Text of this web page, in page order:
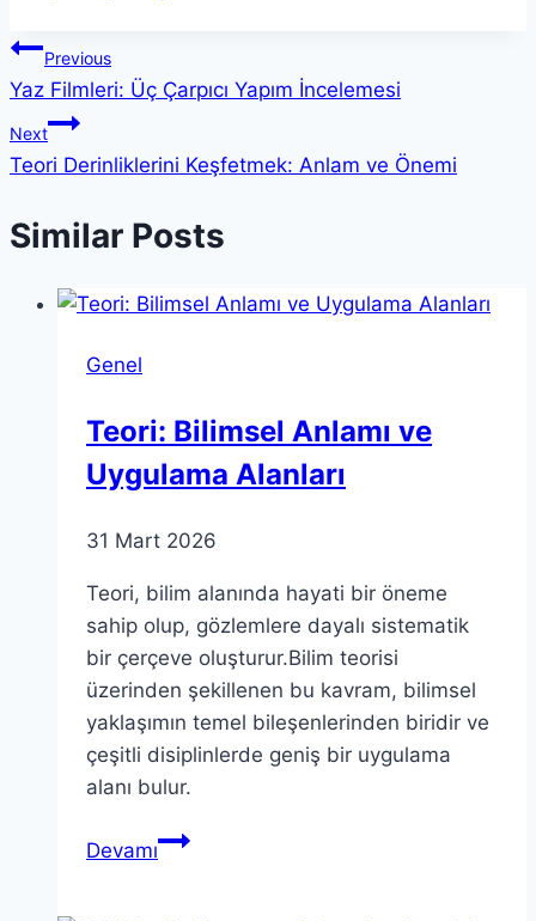
Yazı
gezinmesi
Previous
Yaz Filmleri: Üç Çarpıcı Yapım İncelemesi
Next
Teori Derinliklerini Keşfetmek: Anlam ve Önemi
Similar Posts
Genel
Teori: Bilimsel Anlamı ve
Uygulama Alanları
31 Mart 2026
Teori, bilim alanında hayati bir öneme
sahip olup, gözlemlere dayalı sistematik
bir çerçeve oluşturur.Bilim teorisi
üzerinden şekillenen bu kavram, bilimsel
yaklaşımın temel bileşenlerinden biridir ve
çeşitli disiplinlerde geniş bir uygulama
alanı bulur.
DevamıTeori: